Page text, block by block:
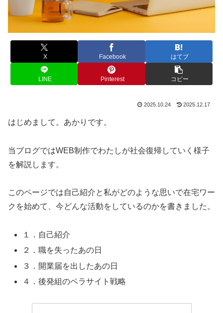
X Facebook はてブ
LINE Pinterest コピー
2025.10.24 2025.12.17
はじめまして。あかりです。
当ブログではWEB制作でわたしが社会復帰していく様子
を解説します。
このページでは自己紹介と私がどのような思いで在宅ワー
クを始めて、今どんな活動をしているのかを書きました。
１．自己紹介
２．職を失ったあの日
３．開業届を出したあの日
４．後発組のペラサイト戦略